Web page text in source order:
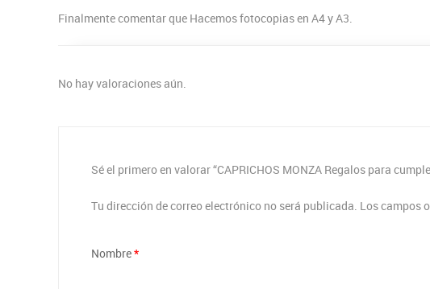
Finalmente comentar que Hacemos fotocopias en A4 y A3.
No hay valoraciones aún.
Sé el primero en valorar “CAPRICHOS MONZA Regalos para
Tu dirección de correo electrónico no será publicada. Los campos
Nombre*